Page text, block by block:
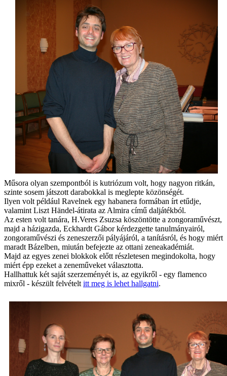
Műsora olyan szempontból is kutriózum volt, hogy nagyon ritkán,
szinte sosem játszott darabokkal is meglepte közönségét.
Ilyen volt például Ravelnek egy habanera formában írt etűdje,
valamint Liszt Händel-átirata az Almira című daljátékból.
Az esten volt tanára, H.Veres Zsuzsa köszöntötte a zongoraművészt,
majd a házigazda, Eckhardt Gábor kérdezgette tanulmányairól,
zongoraművészi és zeneszerzői pályájáról, a tanításról, és hogy miért
maradt Bázelben, miután befejezte az ottani zeneakadémiát.
Majd az egyes zenei blokkok előtt részletesen megindokolta, hogy
miért épp ezeket a zeneműveket választotta.
Hallhattuk két saját szerzeményét is, az egyikről - egy flamenco
mixről - készült felvételt itt meg is lehet hallgatni.